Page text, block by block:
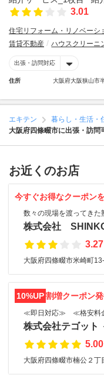
3.01
住宅リフォーム・リノベーシ
賃貸不動産
ハウスクリーニ
出張・訪問対応
住所 大阪府大阪狭山市
エキテン 暮らし・生活・
大阪府四條畷市に出張・訪問
お近くのお店
今すぐお得なクーポン
数々の現場を渡ってきた
株式会社
3.27
大阪府四條畷市米崎町
10%UP割増クーポン
≪即日対応≫ ≪格安
株式会社テゴット
5.00
大阪府四條畷市楠公２丁